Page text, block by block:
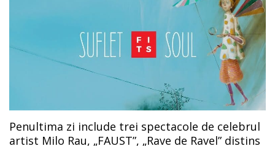
Penultima zi include trei spectacole de celebrul
artist Milo Rau, „FAUST”, „Rave de Ravel” distins